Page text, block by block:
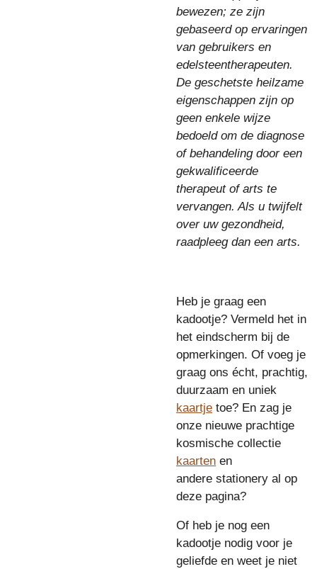
bewezen; ze zijn
gebaseerd op ervaringen
van gebruikers en
edelsteentherapeuten.
De geschetste heilzame
eigenschappen zijn op
geen enkele wijze
bedoeld om de diagnose
of behandeling door een
gekwalificeerde
therapeut of arts te
vervangen. Als u twijfelt
over uw gezondheid,
raadpleeg dan een arts.
Heb je graag een
kadootje? Vermeld het in
het eindscherm bij de
opmerkingen. Of voeg je
graag ons écht, prachtig,
duurzaam en uniek
kaartje toe? En zag je
onze nieuwe prachtige
kosmische collectie
kaarten en
andere stationery al op
deze pagina?
Of heb je nog een
kadootje nodig voor je
geliefde en weet je niet